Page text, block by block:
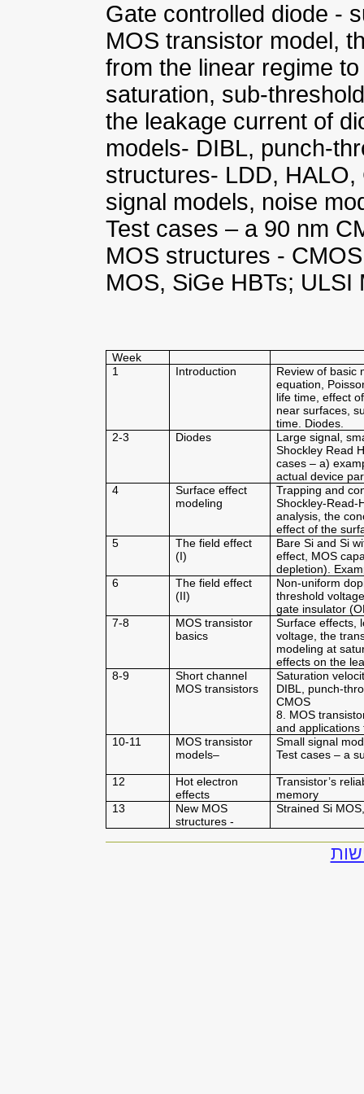
Gate controlled diode -
MOS transistor model,
from the linear regime
saturation, sub-
the leakage current of
models- DIBL, punch-
structures- LDD,
signal models, noise
Test cases – a 90 nm
MOS structures -
MOS, SiGe HBTs;
Week
1
Introduction
Review of basic
equation,
life time, effect
near surfaces,
time. Diodes.
2-3
Diodes
Large signal,
Shockley Read
cases – a)
actual device
4
Surface effect
modeling
Trapping and
Shockley-Read-
analysis, the
effect of the
5
The field effect
(I)
Bare Si and Si
effect, MOS
depletion).
6
The field effect
(II)
Non-uniform
threshold
gate insulator
7-8
MOS transistor
basics
Surface effects,
voltage, the
modeling at
effects on the
8-9
Short channel
MOS transistors
Saturation
DIBL, punch-
CMOS
8. MOS
and applications
10-11
MOS transistor
models–
Small signal
Test cases – a
12
Hot electron
effects
Transistor’s
memory
13
New MOS
structures -
Strained Si